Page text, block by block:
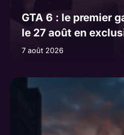
GTA 6 : le premier
le 27 août en
7 août 2026